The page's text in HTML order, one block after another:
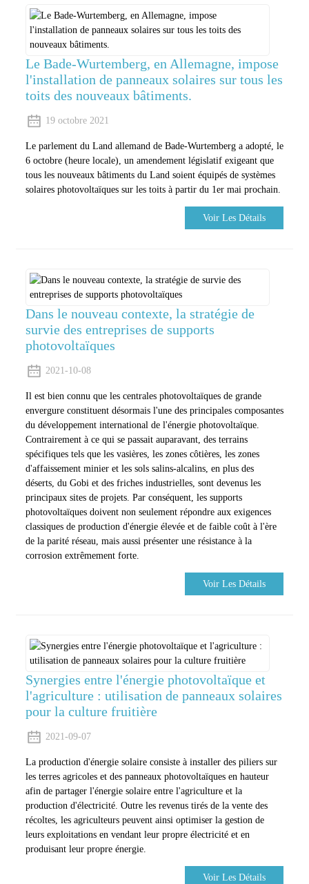
Le Bade-Wurtemberg, en Allemagne, impose
l'installation de panneaux solaires sur tous les
toits des nouveaux bâtiments.
19 octobre 2021
Le parlement du Land allemand de Bade-Wurtemberg a adopté, le
6 octobre (heure locale), un amendement législatif exigeant que
tous les nouveaux bâtiments du Land soient équipés de systèmes
solaires photovoltaïques sur les toits à partir du 1er mai prochain.
Voir Les Détails
Dans le nouveau contexte, la stratégie de
survie des entreprises de supports
photovoltaïques
2021-10-08
Il est bien connu que les centrales photovoltaïques de grande
envergure constituent désormais l'une des principales composantes
du développement international de l'énergie photovoltaïque.
Contrairement à ce qui se passait auparavant, des terrains
spécifiques tels que les vasières, les zones côtières, les zones
d'affaissement minier et les sols salins-alcalins, en plus des
déserts, du Gobi et des friches industrielles, sont devenus les
principaux sites de projets. Par conséquent, les supports
photovoltaïques doivent non seulement répondre aux exigences
classiques de production d'énergie élevée et de faible coût à l'ère
de la parité réseau, mais aussi présenter une résistance à la
corrosion extrêmement forte.
Voir Les Détails
Synergies entre l'énergie photovoltaïque et
l'agriculture : utilisation de panneaux solaires
pour la culture fruitière
2021-09-07
La production d'énergie solaire consiste à installer des piliers sur
les terres agricoles et des panneaux photovoltaïques en hauteur
afin de partager l'énergie solaire entre l'agriculture et la
production d'électricité. Outre les revenus tirés de la vente des
récoltes, les agriculteurs peuvent ainsi optimiser la gestion de
leurs exploitations en vendant leur propre électricité et en
produisant leur propre énergie.
Voir Les Détails